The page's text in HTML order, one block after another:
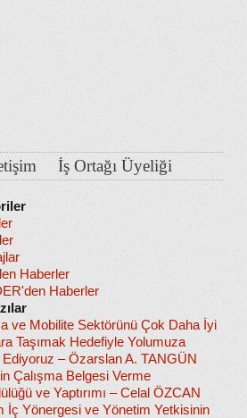
İş Ortağı Üyeliği
Haberler
Haberler
ve Mobilite Sektörünü Çok Daha İyi
Taşımak Hedefiyle Yolumuza
– Özarslan A. TANGÜN
Çalışma Belgesi Verme
ve Yaptırımı – Celal ÖZCAN
İç Yönergesi ve Yönetim Yetkisinin